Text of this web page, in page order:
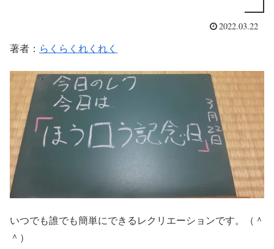
2022.03.22
著者： らくらくれくれく
いつでも誰でも簡単にできるレクリエーションです。（＾
＾）